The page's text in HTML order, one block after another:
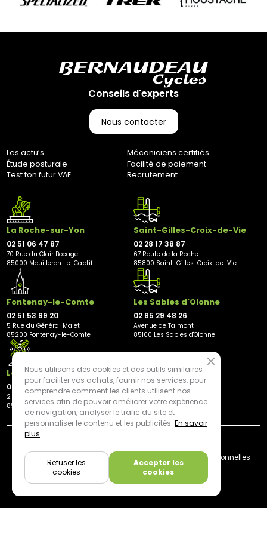
transporteur Geodis afin de garantir une livraison sécurisée.
ouvrés. (Pas d’expédition les week-ends et jours fériés)
Comme indiqué dans nos Conditions Générales de Vente
(CGV), les frais de retour sont à votre charge, sauf en cas
d'erreur de notre part. Pour toute question, n'hésitez pas à
nous contacter au 0251064787 ou par e-mail à
marketing@bernaudeaucycles.fr.
70 rue du Clair Bocage
85000, Mouilleron-Le-Captif
Conseils d'experts
Nous contacter
Les actu’s
Mécaniciens certifiés
Étude posturale
Facilité de paiement
Test ton futur VAE
Recrutement
La Roche-sur-Yon
02 51 06 47 87
70 Rue du Clair Bocage
85000 Mouilleron-le-Captif
Saint-Gilles-Croix-de-Vie
02 28 17 38 87
67 Route de la Roche
85800 Saint-Gilles-Croix-de-Vie
Fontenay-le-Comte
02 51 53 99 20
5 Rue du Général Malet
85200 Fontenay-le-Comte
Les Sables d'Olonne
02 85 29 48 26
Avenue de Talmont
85100 Les Sables d'Olonne
Les Herbiers
02 21 81 23 11
2 rue des Peupliers
85500 Les Herbiers
Livraison
Mentions légales
Données personnelles
Cookies
Nous utilisons des cookies et des outils similaires
pour faciliter vos achats, fournir nos services, pour
comprendre comment les clients utilisent nos
services afin de pouvoir améliorer votre expérience
de navigation, analyser le trafic du site et
personnaliser le contenu et les publicités. En savoir
plus
Accepter les
cookies
Refuser les
cookies